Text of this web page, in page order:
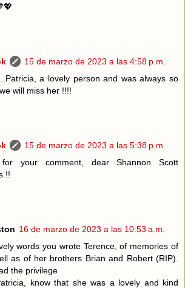
15 de marzo de 2023 a las 4:58 p.m.
a lovely person and was always so
will miss her !!!!
15 de marzo de 2023 a las 5:38 p.m.
your comment, dear Shannon Scott
!!
16 de marzo de 2023 a las 10:53 a.m.
words you wrote Terence, of memories of
as of her brothers Brian and Robert (RIP).
the privilege
know that she was a lovely and kind